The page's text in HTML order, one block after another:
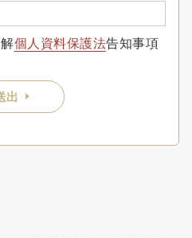
個人資料保護法告知事項
出